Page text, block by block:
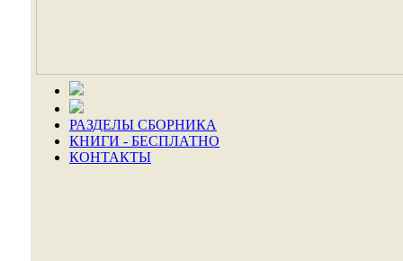
РАЗДЕЛЫ СБОРНИКА
КНИГИ - БЕСПЛАТНО
КОНТАКТЫ